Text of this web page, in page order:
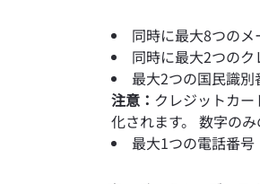
同時に最大8つのメ
同時に最大2つの
最大2つの国民識別
注意： クレジットカ
化されます。 数字の
最大1つの電話番号